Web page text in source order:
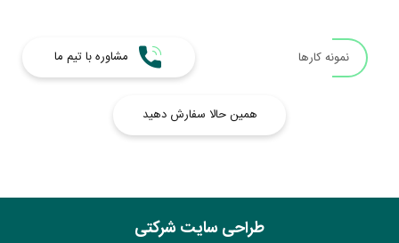
مشاوره با تیم ما نمونه کارها
همین حالا سفارش دهید
طراحی سایت شرکتی